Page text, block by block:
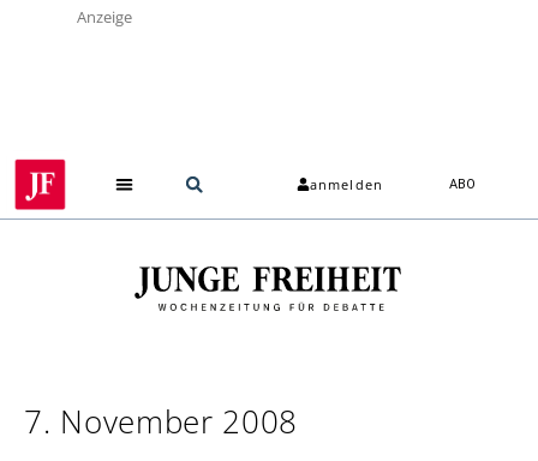
Anzeige
anmelden ABO
7. November 2008